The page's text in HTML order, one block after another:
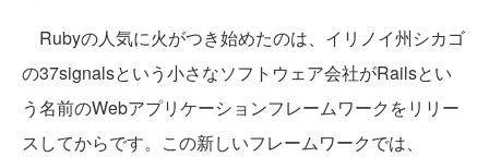
Rubyの人気に火がつき始めたのは、イリノイ州シカゴ
の37signalsという小さなソフトウェア会社がRailsとい
う名前のWebアプリケーションフレームワークをリリー
スしてからです。この新しいフレームワークでは、